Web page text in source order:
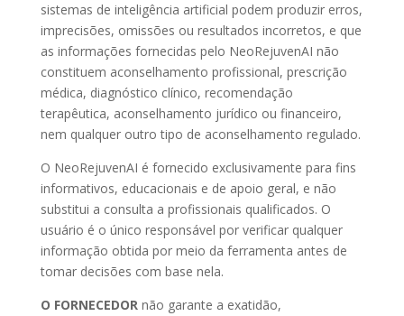
sistemas de inteligência artificial podem produzir erros,
imprecisões, omissões ou resultados incorretos, e que
as informações fornecidas pelo NeoRejuvenAI não
constituem aconselhamento profissional, prescrição
médica, diagnóstico clínico, recomendação
terapêutica, aconselhamento jurídico ou financeiro,
nem qualquer outro tipo de aconselhamento regulado.
O NeoRejuvenAI é fornecido exclusivamente para fins
informativos, educacionais e de apoio geral, e não
substitui a consulta a profissionais qualificados. O
usuário é o único responsável por verificar qualquer
informação obtida por meio da ferramenta antes de
tomar decisões com base nela.
O FORNECEDOR não garante a exatidão,